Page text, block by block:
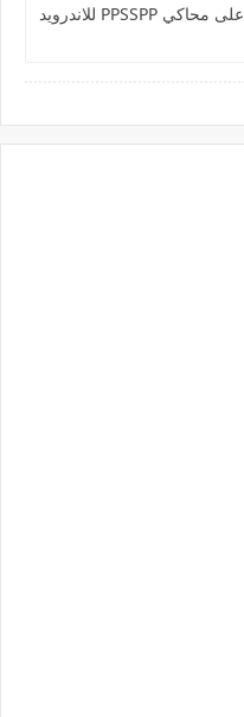
على محاكي PPSSPP للاندرويد